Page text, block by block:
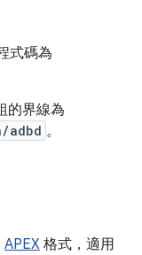
式碼為
的界線為
adbd 。
APEX 格式，適用